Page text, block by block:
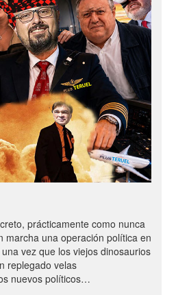
prácticamente como nunca
marcha una operación política en
vez que los viejos dinosaurios
replegado velas
nuevos políticos…